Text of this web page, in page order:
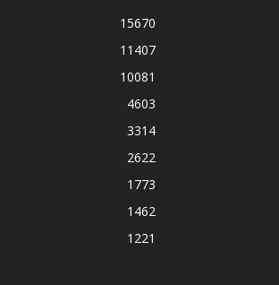
15670
11407
10081
4603
3314
2622
1773
1462
1221